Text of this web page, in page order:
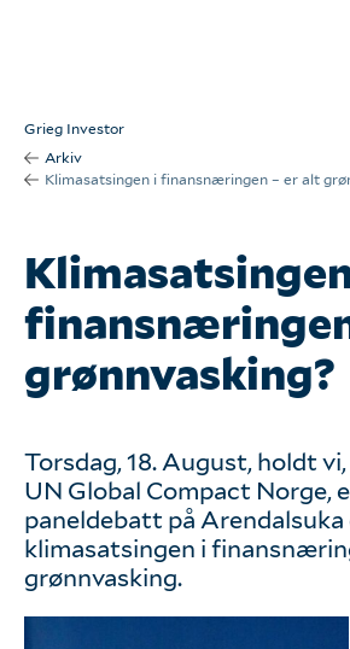
Våre tjenester
Våre kunder
Seminarer
English
Logg inn
Grieg Investor
Arkiv
Klimasatsingen i finansnæringen – er alt
grønnvasking?
Torsdag, 18. August, holdt
UN Global Compact Norge,
paneldebatt på Arendalsuka
klimasatsingen i
grønnvasking.